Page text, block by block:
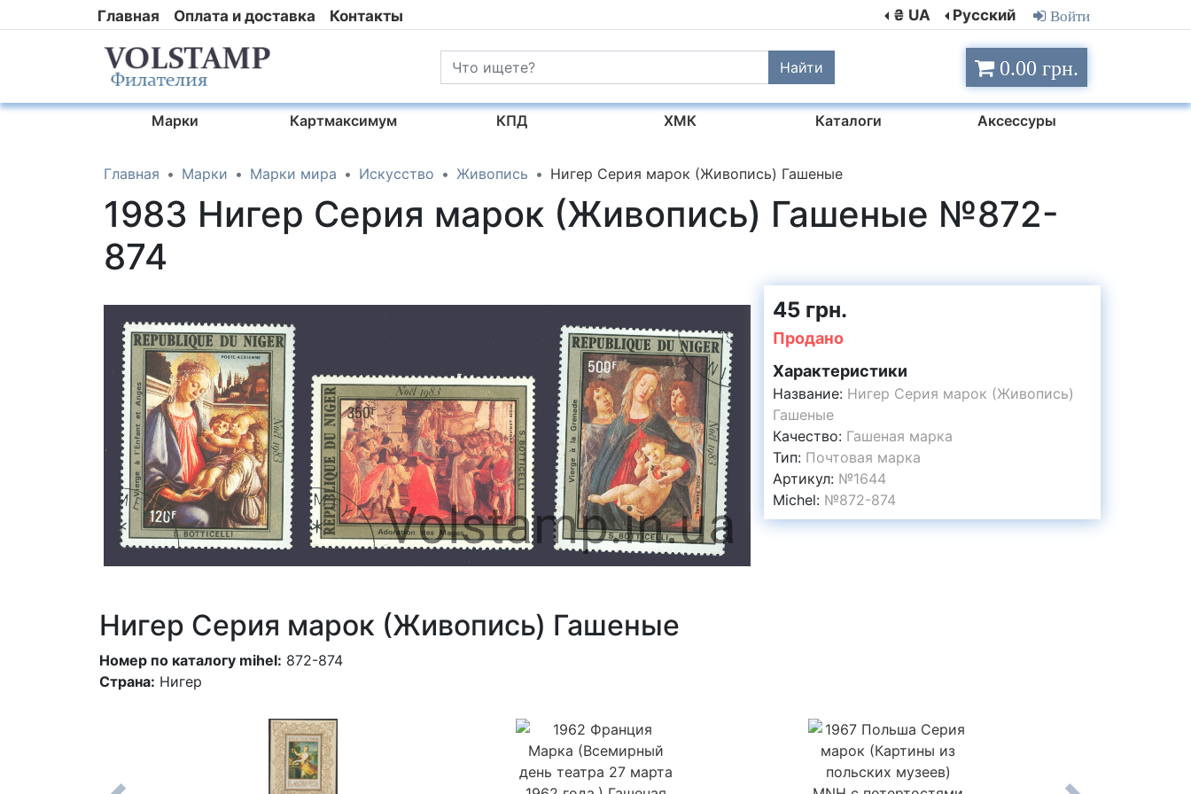
Главная Оплата и доставка Контакты ₴ UA Русский Войти
Найти 0.00 грн.
Марки Картмаксимум КПД ХМК Каталоги Аксессуры
Главная Марки Марки мира Искусство Живопись Нигер Серия марок (Живопись) Гашеные
1983 Нигер Серия марок (Живопись) Гашеные №872-
874
45 грн.
Продано
Характеристики
Название: Нигер Серия марок (Живопись)
Гашеные
Качество: Гашеная марка
Тип: Почтовая марка
Артикул: №1644
Michel: №872-874
Нигер Серия марок (Живопись) Гашеные
Номер по каталогу mihel: 872-874
Страна: Нигер